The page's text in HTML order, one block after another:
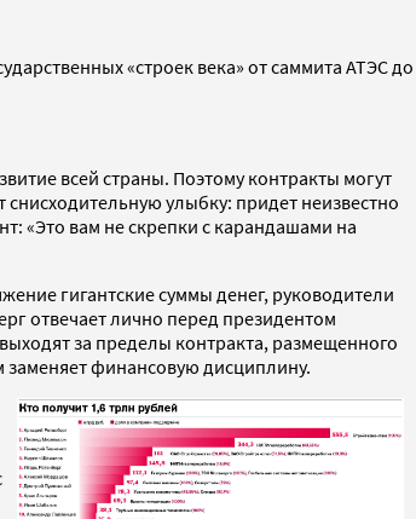
«строек века» от саммита АТЭС до
всей страны. Поэтому контракты могут
улыбку: придет неизвестно
«Это вам не скрепки с карандашами на
гигантские суммы денег, руководители
отвечает лично перед президентом
за пределы контракта, размещенного
заменяет финансовую дисциплину.